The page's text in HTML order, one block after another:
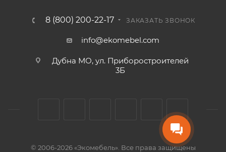
8 (800) 200-22-17 ЗАКАЗАТЬ ЗВОНОК
info@ekomebel.com
Дубна МО, ул. Приборостроителей
3Б
© 2006-2026 «Экомебель». Все права защищены